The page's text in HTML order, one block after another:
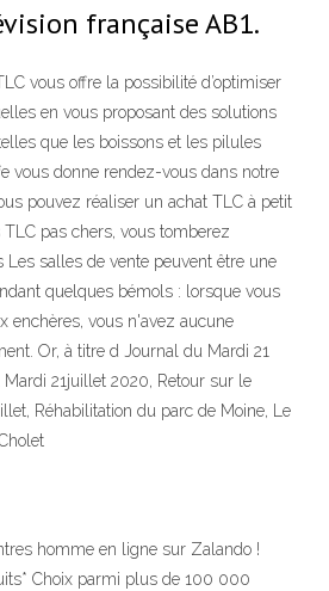
française AB1.
vous offre la possibilité d’optimiser
en vous proposant des solutions
que les boissons et les pilules
vous donne rendez-vous dans notre
pouvez réaliser un achat TLC à petit
pas chers, vous tomberez
salles de vente peuvent être une
quelques bémols : lorsque vous
enchères, vous n'avez aucune
Or, à titre d Journal du Mardi 21
21juillet 2020, Retour sur le
Réhabilitation du parc de Moine, Le
homme en ligne sur Zalando !
Choix parmi plus de 100 000